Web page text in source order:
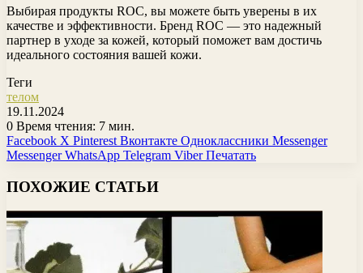
Выбирая продукты ROC, вы можете быть уверены в их
качестве и эффективности. Бренд ROC — это надежный
партнер в уходе за кожей, который поможет вам достичь
идеального состояния вашей кожи.
Теги
телом
19.11.2024
0 Время чтения: 7 мин.
Facebook X Pinterest Вконтакте Одноклассники Messenger
Messenger WhatsApp Telegram Viber Печатать
ПОХОЖИЕ СТАТЬИ